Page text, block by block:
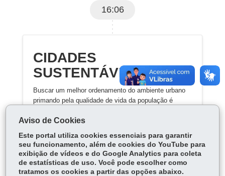
16:06
CIDADES
SUSTENTÁVEIS
Buscar um melhor ordenamento do ambiente urbano
primando pela qualidade de vida da população é
Aviso de Cookies
Este portal utiliza cookies essenciais para garantir
seu funcionamento, além de cookies do YouTube para
exibição de vídeos e do Google Analytics para coleta
de estatísticas de uso. Você pode escolher como
tratamos os cookies a partir das opções abaixo.